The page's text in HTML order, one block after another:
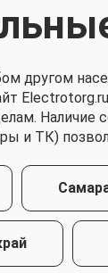
другом
Наличие
и ТК)